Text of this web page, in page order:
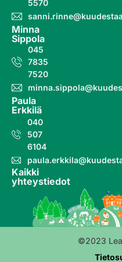
5570
Minna
Sippola
045
7835
7520
Paula
Erkkilä
040
507
6104
Kaikki
yhteystiedot
©2023